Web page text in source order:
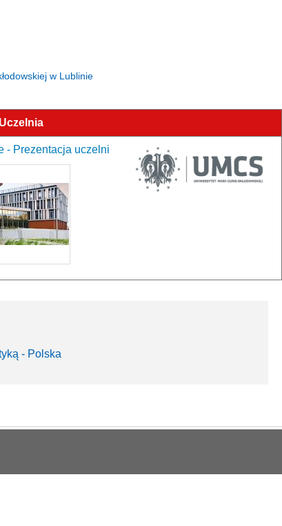
w Lublinie
Uczelnia
- Prezentacja uczelni
- Polska